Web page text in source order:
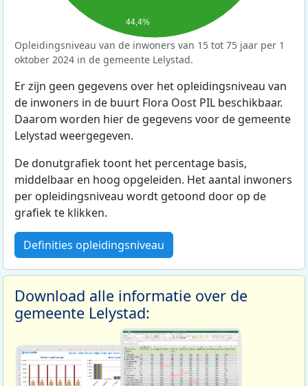
44,4%
Opleidingsniveau van de inwoners van 15 tot 75 jaar per 1
oktober 2024 in de gemeente Lelystad.
Er zijn geen gegevens over het opleidingsniveau van
de inwoners in de buurt Flora Oost PIL beschikbaar.
Daarom worden hier de gegevens voor de gemeente
Lelystad weergegeven.
De donutgrafiek toont het percentage basis,
middelbaar en hoog opgeleiden. Het aantal inwoners
per opleidingsniveau wordt getoond door op de
grafiek te klikken.
Definities opleidingsniveau
Download alle informatie over de
gemeente Lelystad: